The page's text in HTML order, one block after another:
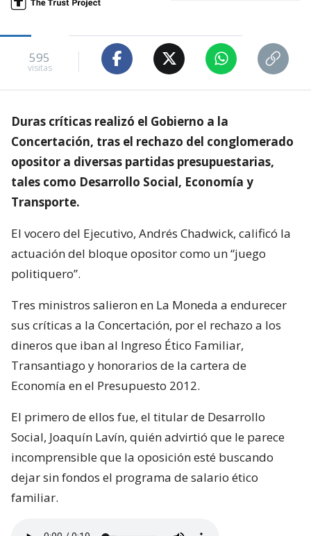
595
visitas
Duras críticas realizó el Gobierno a la
Concertación, tras el rechazo del conglomerado
opositor a diversas partidas presupuestarias,
tales como Desarrollo Social, Economía y
Transporte.
El vocero del Ejecutivo, Andrés Chadwick, calificó la
actuación del bloque opositor como un “juego
politiquero”.
Tres ministros salieron en La Moneda a endurecer
sus críticas a la Concertación, por el rechazo a los
dineros que iban al Ingreso Ético Familiar,
Transantiago y honorarios de la cartera de
Economía en el Presupuesto 2012.
El primero de ellos fue, el titular de Desarrollo
Social, Joaquín Lavín, quién advirtió que le parece
incomprensible que la oposición esté buscando
dejar sin fondos el programa de salario ético
familiar.